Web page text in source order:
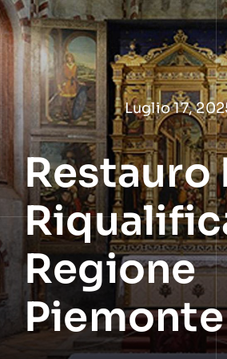
Salta
al
contenuto
Luglio 17,
Restauro
Regione
Piemonte